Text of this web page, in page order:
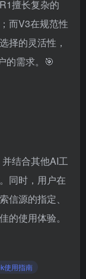
擅长复杂的
而V3在规范性
择的灵活性，
的需求。🎯
结合其他AI工
同时，用户在
信源的指定、
的使用体验。
使用指南